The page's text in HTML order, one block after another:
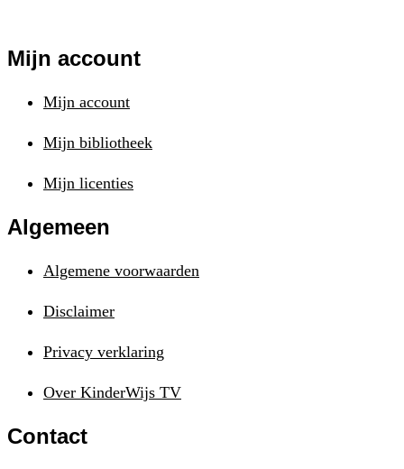
Mijn account
Mijn account
Mijn bibliotheek
Mijn licenties
Algemeen
Algemene voorwaarden
Disclaimer
Privacy verklaring
Over KinderWijs TV
Contact